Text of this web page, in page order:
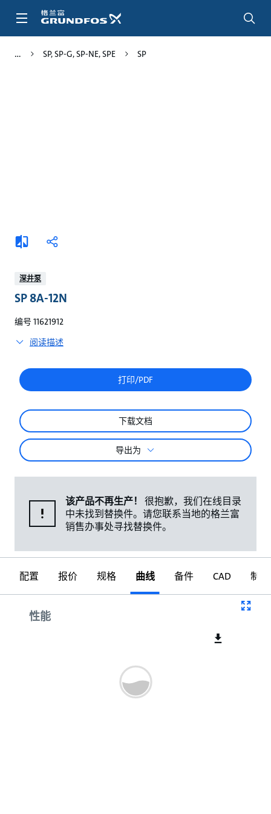
SP, SP-G, SP-NE, SPE SP
添
加
较
分
深井泵
SP 8A-12N
编号 11621912
阅读描述
打印/PDF
下载文档
导出为
该产品不再生产！
很抱歉，我们在线目录
中未找到替换件。请您联系当地的格兰富
销售办事处寻找替换件。
配置 报价 规格 曲线 备件 CAD 制图
性能